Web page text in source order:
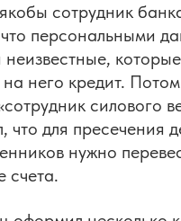
сотрудник
персональными
неизвестные,
него кредит.
силового
что для пресечения
нужно
счета.